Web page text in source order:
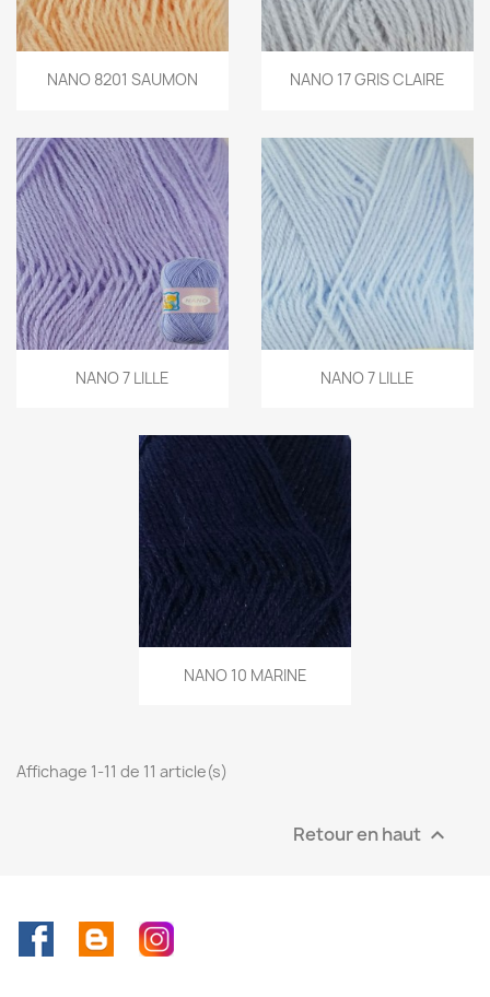
NANO 8201 SAUMON NANO 17 GRIS CLAIRE
NANO 7 LILLE NANO 7 LILLE
NANO 10 MARINE
Affichage 1-11 de 11 article(s)
Retour en haut 
FacebookRss Instagram